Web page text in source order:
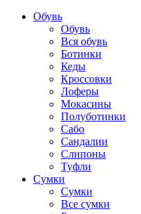
Обувь
Обувь
Вся обувь
Ботинки
Кеды
Кроссовки
Лоферы
Мокасины
Полуботинки
Сабо
Сандалии
Слипоны
Туфли
Сумки
Сумки
Все сумки